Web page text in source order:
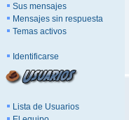
Sus mensajes
Mensajes sin respuesta
Temas activos
Identificarse
Lista de Usuarios